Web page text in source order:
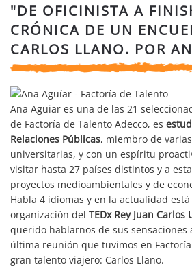
"DE OFICINISTA A
CRÓNICA DE UN
CARLOS LLANO. POR
Ana Aguiar es una de las 21
de Factoría de Talento Adecco, es
Relaciones Públicas, miembro de
universitarias, y con un espíritu
visitar hasta 27 países distintos y a
proyectos medioambientales y de
Habla 4 idiomas y en la actualidad
organización del TEDx Rey Juan Carlos
querido hablarnos de sus sensaciones
última reunión que tuvimos en
gran talento viajero: Carlos Llano.